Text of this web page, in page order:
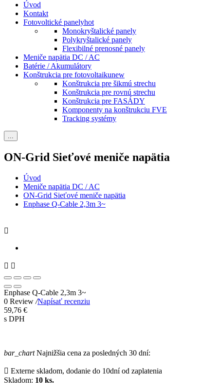
Úvod
Kontakt
Fotovoltické panelyhot
Monokryštalické panely
Polykryštalické panely
Flexibilné prenosné panely
Meniče napätia DC / AC
Batérie / Akumulátory
Konštrukcia pre fotovoltaikunew
Konštrukcia pre šikmú strechu
Konštrukcia pre rovnú strechu
Konštrukcia pre FASÁDY
Komponenty na konštrukciu FVE
Tracking systémy
...
ON-Grid Sieťové meniče napätia
Úvod
Meniče napätia DC / AC
ON-Grid Sieťové meniče napätia
Enphase Q-Cable 2,3m 3~

 
Enphase Q-Cable 2,3m 3~
0 Review /Napísať recenziu
59,76 €
s DPH
bar_chartNajnižšia cena za posledných 30 dní:
 Externe skladom, dodanie do 10dní od zaplatenia
Skladom: 10 ks.